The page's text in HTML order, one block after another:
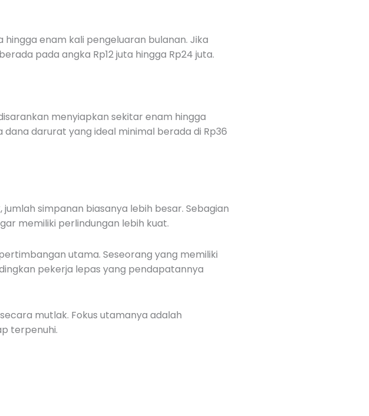
enam kali pengeluaran bulanan. Jika
pada angka Rp12 juta hingga Rp24 juta.
menyiapkan sekitar enam hingga
darurat yang ideal minimal berada di Rp36
simpanan biasanya lebih besar. Sebagian
memiliki perlindungan lebih kuat.
utama. Seseorang yang memiliki
pekerja lepas yang pendapatannya
mutlak. Fokus utamanya adalah
terpenuhi.